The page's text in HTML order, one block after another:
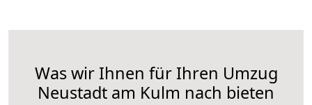
Was wir Ihnen für Ihren Umzug
Neustadt am Kulm nach bieten